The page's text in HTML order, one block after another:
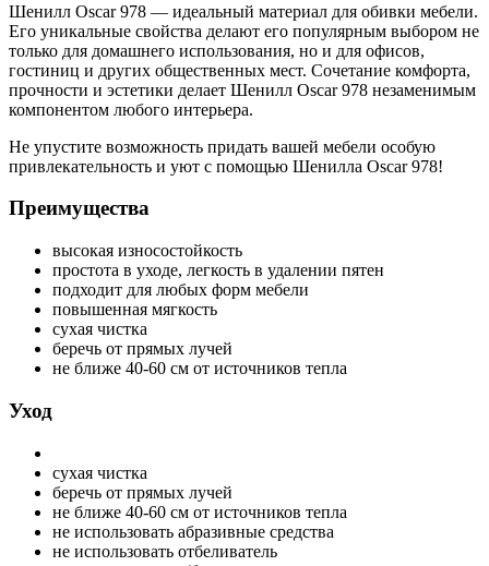
Шенилл Oscar 978 — идеальный материал для обивки мебели.
Его уникальные свойства делают его популярным выбором не
только для домашнего использования, но и для офисов,
гостиниц и других общественных мест. Сочетание комфорта,
прочности и эстетики делает Шенилл Oscar 978 незаменимым
компонентом любого интерьера.
Не упустите возможность придать вашей мебели особую
привлекательность и уют с помощью Шенилла Oscar 978!
Преимущества
высокая износостойкость
простота в уходе, легкость в удалении пятен
подходит для любых форм мебели
повышенная мягкость
сухая чистка
беречь от прямых лучей
не ближе 40-60 см от источников тепла
Уход
сухая чистка
беречь от прямых лучей
не ближе 40-60 см от источников тепла
не использовать абразивные средства
не использовать отбеливатель